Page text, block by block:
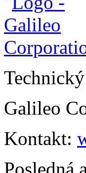
Galileo
Kontakt: